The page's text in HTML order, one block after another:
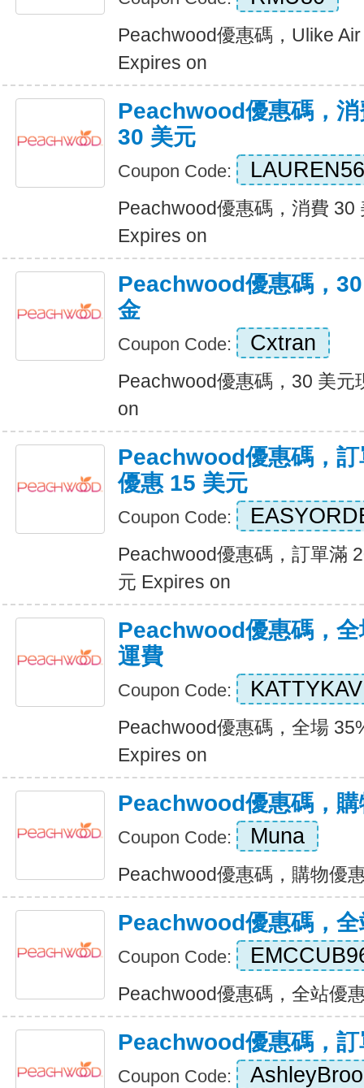
Peachwood優惠碼，Ulike
Expires on
Peachwood優惠碼，
30 美元
Coupon Code:
Peachwood優惠碼，消費 30
Expires on
Peachwood優惠碼，
金
Coupon Code: Cxtran
Peachwood優惠碼，30 美元
on
Peachwood優惠碼，
優惠 15 美元
Coupon Code:
Peachwood優惠碼，訂單滿
元 Expires on
Peachwood優惠碼，
運費
Coupon Code: KATTYKAV
Peachwood優惠碼，全場
Expires on
Peachwood優惠碼，
Coupon Code: Muna
Peachwood優惠碼，購物優
Peachwood優惠碼，
Coupon Code:
Peachwood優惠碼，全站優
Peachwood優惠碼，訂
Coupon Code: